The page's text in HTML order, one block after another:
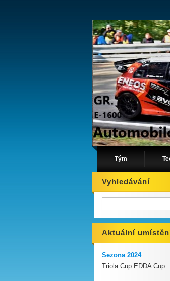
Tým
Vyhledávání
Aktuální
Sezona 2024
Triola Cup EDDA Cup